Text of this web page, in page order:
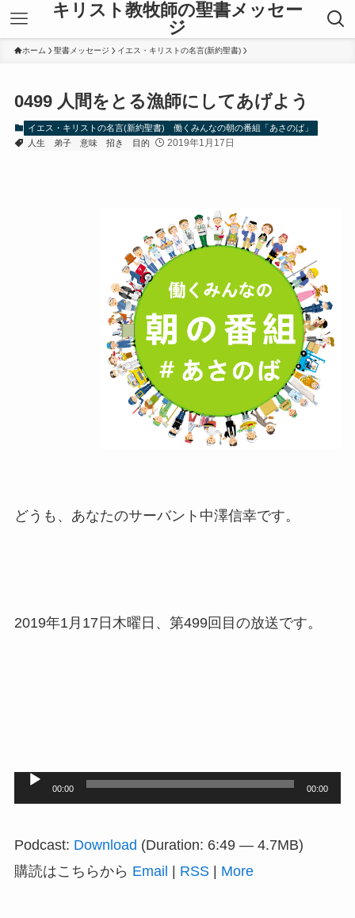
キリスト教牧師の聖書メッセー
ジ
ホーム 聖書メッセージ イエス・キリストの名言(新約聖書)
0499 人間をとる漁師にしてあげよう
イエス・キリストの名言(新約聖書)
働くみんなの朝の番組「あさのば」
人生
弟子 意味 招き 目的 2019年1月17日
どうも、あなたのサーバント中澤信幸です。
2019年1月17日木曜日、第499回目の放送です。
レ
00:00 00:00
Podcast: Download (Duration: 6:49 — 4.7MB)
購読はこちらから Email | RSS| More